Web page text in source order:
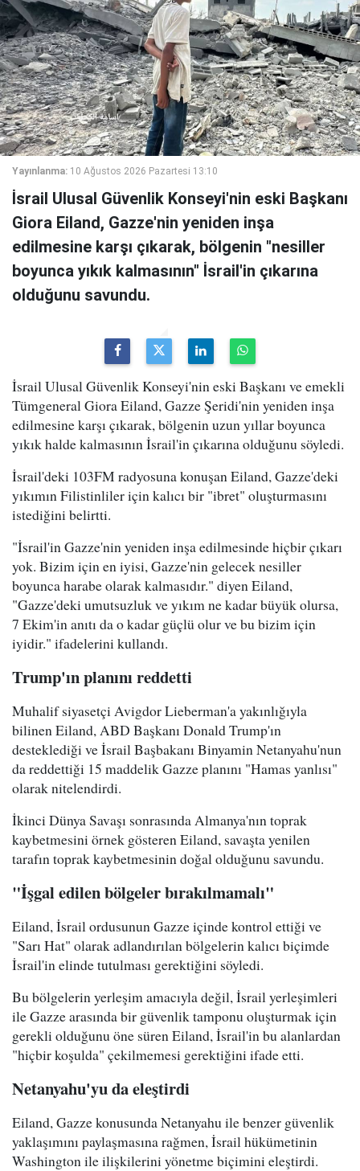
Yayınlanma: 10 Ağustos 2026 Pazartesi 13:10
İsrail Ulusal Güvenlik Konseyi'nin eski Başkanı
Giora Eiland, Gazze'nin yeniden inşa
edilmesine karşı çıkarak, bölgenin "nesiller
boyunca yıkık kalmasının" İsrail'in çıkarına
olduğunu savundu.
İsrail Ulusal Güvenlik Konseyi'nin eski Başkanı ve emekli
Tümgeneral Giora Eiland, Gazze Şeridi'nin yeniden inşa
edilmesine karşı çıkarak, bölgenin uzun yıllar boyunca
yıkık halde kalmasının İsrail'in çıkarına olduğunu söyledi.
İsrail'deki 103FM radyosuna konuşan Eiland, Gazze'deki
yıkımın Filistinliler için kalıcı bir "ibret" oluşturmasını
istediğini belirtti.
"İsrail'in Gazze'nin yeniden inşa edilmesinde hiçbir çıkarı
yok. Bizim için en iyisi, Gazze'nin gelecek nesiller
boyunca harabe olarak kalmasıdır." diyen Eiland,
"Gazze'deki umutsuzluk ve yıkım ne kadar büyük olursa,
7 Ekim'in anıtı da o kadar güçlü olur ve bu bizim için
iyidir." ifadelerini kullandı.
Trump'ın planını reddetti
Muhalif siyasetçi Avigdor Lieberman'a yakınlığıyla
bilinen Eiland, ABD Başkanı Donald Trump'ın
desteklediği ve İsrail Başbakanı Binyamin Netanyahu'nun
da reddettiği 15 maddelik Gazze planını "Hamas yanlısı"
olarak nitelendirdi.
İkinci Dünya Savaşı sonrasında Almanya'nın toprak
kaybetmesini örnek gösteren Eiland, savaşta yenilen
tarafın toprak kaybetmesinin doğal olduğunu savundu.
"İşgal edilen bölgeler bırakılmamalı"
Eiland, İsrail ordusunun Gazze içinde kontrol ettiği ve
"Sarı Hat" olarak adlandırılan bölgelerin kalıcı biçimde
İsrail'in elinde tutulması gerektiğini söyledi.
Bu bölgelerin yerleşim amacıyla değil, İsrail yerleşimleri
ile Gazze arasında bir güvenlik tamponu oluşturmak için
gerekli olduğunu öne süren Eiland, İsrail'in bu alanlardan
"hiçbir koşulda" çekilmemesi gerektiğini ifade etti.
Netanyahu'yu da eleştirdi
Eiland, Gazze konusunda Netanyahu ile benzer güvenlik
yaklaşımını paylaşmasına rağmen, İsrail hükümetinin
Washington ile ilişkilerini yönetme biçimini eleştirdi.